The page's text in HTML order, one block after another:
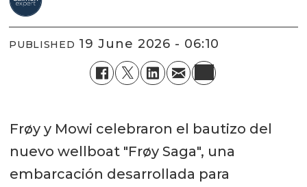
PUBLISHED 19 June 2026 - 06:10
Frøy y Mowi celebraron el bautizo del
nuevo wellboat "Frøy Saga", una
embarcación desarrollada para